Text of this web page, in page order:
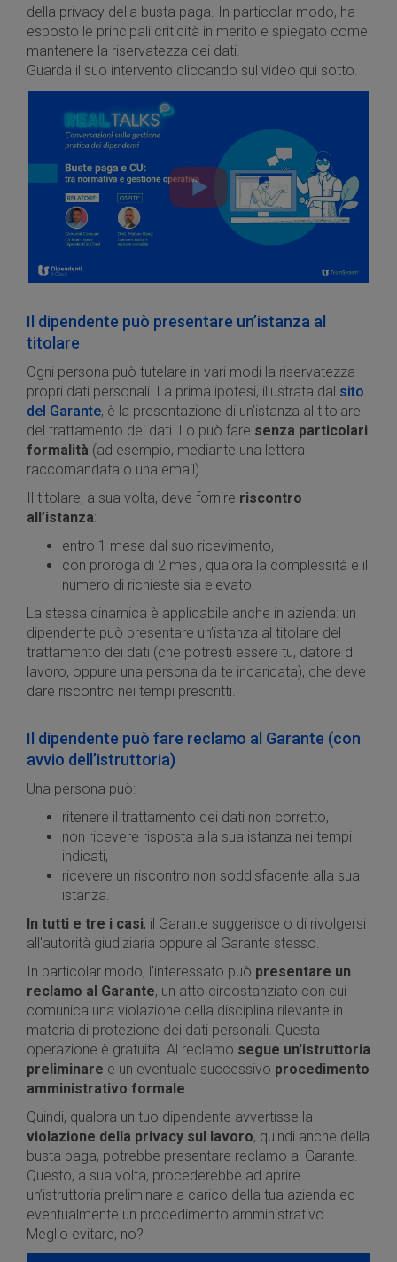
della privacy della busta paga. In particolar modo, ha
esposto le principali criticità in merito e spiegato come
mantenere la riservatezza dei dati.
Guarda il suo intervento cliccando sul video qui sotto.
Il dipendente può presentare un’istanza al
titolare
Ogni persona può tutelare in vari modi la riservatezza
propri dati personali. La prima ipotesi, illustrata dal sito
del Garante, è la presentazione di un’istanza al titolare
del trattamento dei dati. Lo può fare senza particolari
formalità (ad esempio, mediante una lettera
raccomandata o una email).
Il titolare, a sua volta, deve fornire riscontro
all’istanza:
entro 1 mese dal suo ricevimento,
con proroga di 2 mesi, qualora la complessità e il
numero di richieste sia elevato.
La stessa dinamica è applicabile anche in azienda: un
dipendente può presentare un’istanza al titolare del
trattamento dei dati (che potresti essere tu, datore di
lavoro, oppure una persona da te incaricata), che deve
dare riscontro nei tempi prescritti.
Il dipendente può fare reclamo al Garante (con
avvio dell’istruttoria)
Una persona può:
ritenere il trattamento dei dati non corretto,
non ricevere risposta alla sua istanza nei tempi
indicati,
ricevere un riscontro non soddisfacente alla sua
istanza.
In tutti e tre i casi, il Garante suggerisce o di rivolgersi
all'autorità giudiziaria oppure al Garante stesso.
In particolar modo, l’interessato può presentare un
reclamo al Garante, un atto circostanziato con cui
comunica una violazione della disciplina rilevante in
materia di protezione dei dati personali. Questa
operazione è gratuita. Al reclamo segue un'istruttoria
preliminare e un eventuale successivo procedimento
amministrativo formale.
Quindi, qualora un tuo dipendente avvertisse la
violazione della privacy sul lavoro, quindi anche della
busta paga, potrebbe presentare reclamo al Garante.
Questo, a sua volta, procederebbe ad aprire
un’istruttoria preliminare a carico della tua azienda ed
eventualmente un procedimento amministrativo.
Meglio evitare, no?